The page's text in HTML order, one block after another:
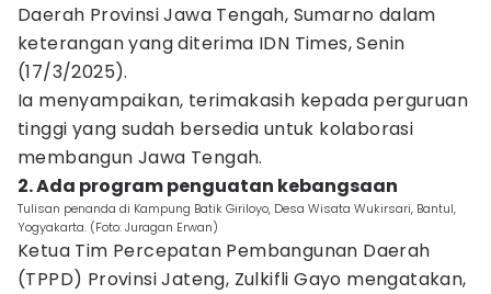
Daerah Provinsi Jawa Tengah, Sumarno dalam
keterangan yang diterima IDN Times, Senin
(17/3/2025).
Ia menyampaikan, terimakasih kepada perguruan
tinggi yang sudah bersedia untuk kolaborasi
membangun Jawa Tengah.
2. Ada program penguatan kebangsaan
Tulisan penanda di Kampung Batik Giriloyo, Desa Wisata Wukirsari, Bantul,
Yogyakarta. (Foto: Juragan Erwan)
Ketua Tim Percepatan Pembangunan Daerah
(TPPD) Provinsi Jateng, Zulkifli Gayo mengatakan,